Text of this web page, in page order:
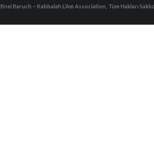
Bnei Baruch – Kabbalah L’Am Association, Tüm Hakları